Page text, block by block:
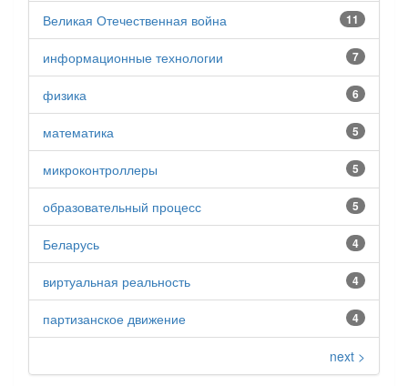
11
Великая Отечественная война
7
информационные технологии
6
физика
5
математика
5
микроконтроллеры
5
образовательный процесс
4
Беларусь
4
виртуальная реальность
4
партизанское движение
next >